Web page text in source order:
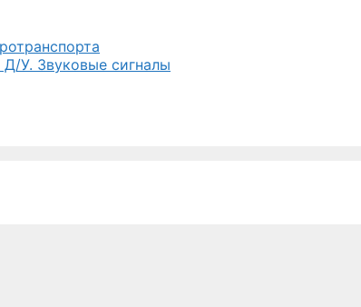
Д/У. Звуковые сигналы